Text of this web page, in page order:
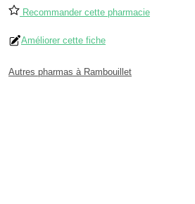
Recommander cette pharmacie
Améliorer cette fiche
Autres pharmas à Rambouillet